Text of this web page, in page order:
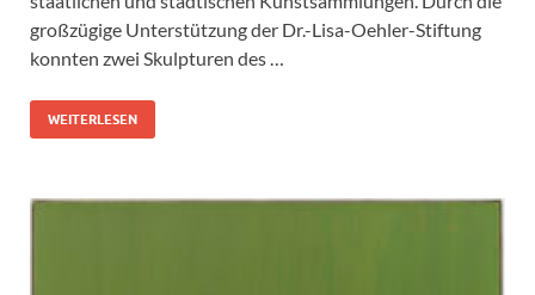
großzügige Unterstützung der Dr.-Lisa-Oehler-Stiftung
konnten zwei Skulpturen des …
WEITERLESEN